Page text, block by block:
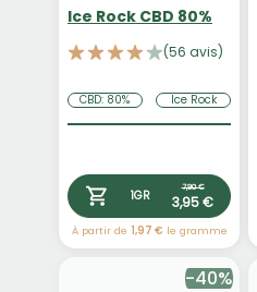
Ice Rock CBD 80%
(56 avis)
CBD: 80% Ice Rock
1GR
7,90 €
3,95 €
À partir de 1,97 € le gramme
-40%